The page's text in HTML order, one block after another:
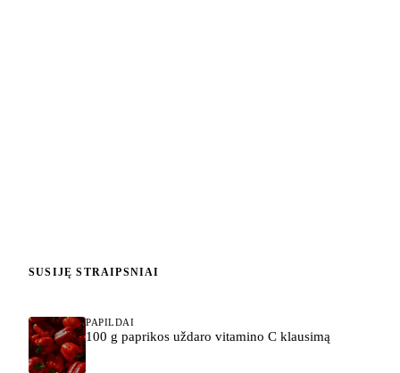
SUSIJĘ STRAIPSNIAI
PAPILDAI
100 g paprikos uždaro vitamino C klausimą